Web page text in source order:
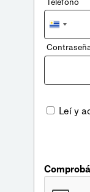
Teléfono
Uruguay
+598
Leí y